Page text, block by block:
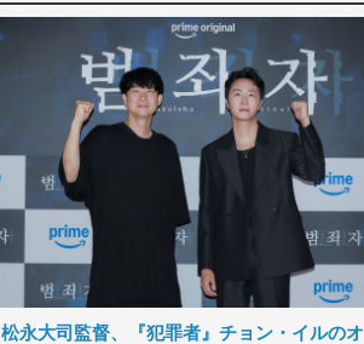
松永大司監督、『犯罪者』チョン・イルのオ